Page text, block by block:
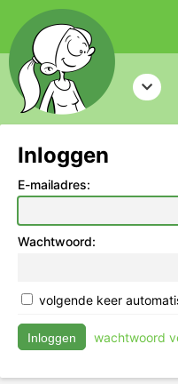
Inloggen
E-mailadres:
Wachtwoord:
volgende keer
Inloggen wachtwoord